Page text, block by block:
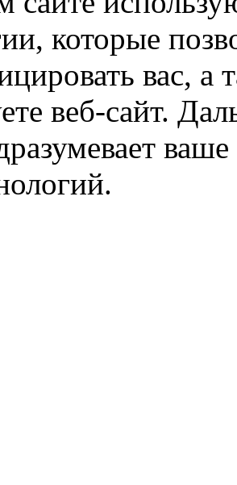
которые
вас, а
веб-сайт.